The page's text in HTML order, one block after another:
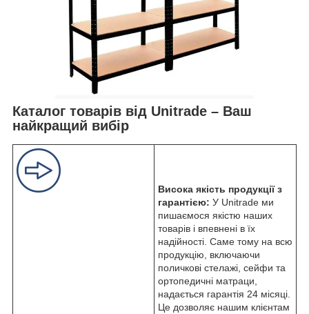
Каталог товарів від Unitrade – Ваш
найкращий вибір
Висока якість продукції з
гарантією: У Unitrade ми
пишаємося якістю наших
товарів і впевнені в їх
надійності. Саме тому на всю
продукцію, включаючи
поличкові стелажі, сейфи та
ортопедичні матраци,
надається гарантія 24 місяці.
Це дозволяє нашим клієнтам